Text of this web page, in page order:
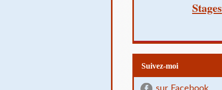
Stages
Suivez-moi
sur Facebook